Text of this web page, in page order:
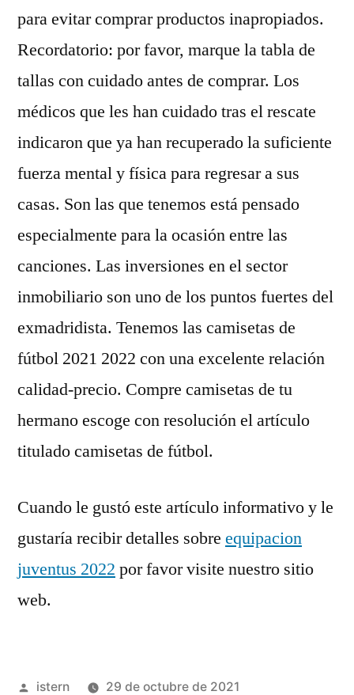
para evitar comprar productos inapropiados.
Recordatorio: por favor, marque la tabla de
tallas con cuidado antes de comprar. Los
médicos que les han cuidado tras el rescate
indicaron que ya han recuperado la suficiente
fuerza mental y física para regresar a sus
casas. Son las que tenemos está pensado
especialmente para la ocasión entre las
canciones. Las inversiones en el sector
inmobiliario son uno de los puntos fuertes del
exmadridista. Tenemos las camisetas de
fútbol 2021 2022 con una excelente relación
calidad-precio. Compre camisetas de tu
hermano escoge con resolución el artículo
titulado camisetas de fútbol.
Cuando le gustó este artículo informativo y le
gustaría recibir detalles sobre equipacion
juventus 2022 por favor visite nuestro sitio
web.
Publicado
istern
29 de octubre de 2021